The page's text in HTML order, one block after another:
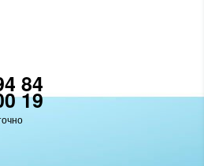
84
19